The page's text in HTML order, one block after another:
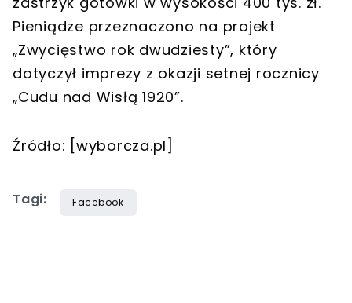
Pieniądze przeznaczono na projekt
„Zwycięstwo rok dwudziesty”, który
dotyczył imprezy z okazji setnej rocznicy
„Cudu nad Wisłą 1920”.
Źródło: [wyborcza.pl]
Tagi: Facebook